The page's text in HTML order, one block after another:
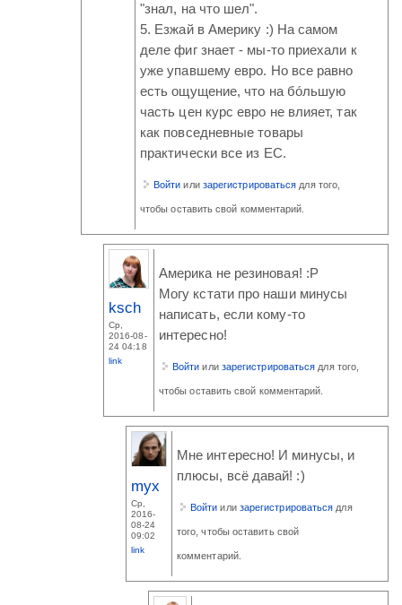
"знал, на что шел".
5. Езжай в Америку :) На самом
деле фиг знает - мы-то приехали к
уже упавшему евро. Но все равно
есть ощущение, что на бóльшую
часть цен курс евро не влияет, так
как повседневные товары
практически все из ЕС.
Войти или зарегистрироваться для того,
чтобы оставить свой комментарий.
ksch
Ср,
2016-08-
24 04:18
link
Америка не резиновая! :P
Могу кстати про наши минусы
написать, если кому-то
интересно!
Войти или зарегистрироваться для того,
чтобы оставить свой комментарий.
myx
Ср,
2016-
08-24
09:02
link
Мне интересно! И минусы, и
плюсы, всё давай! :)
Войти или зарегистрироваться для
того, чтобы оставить свой
комментарий.